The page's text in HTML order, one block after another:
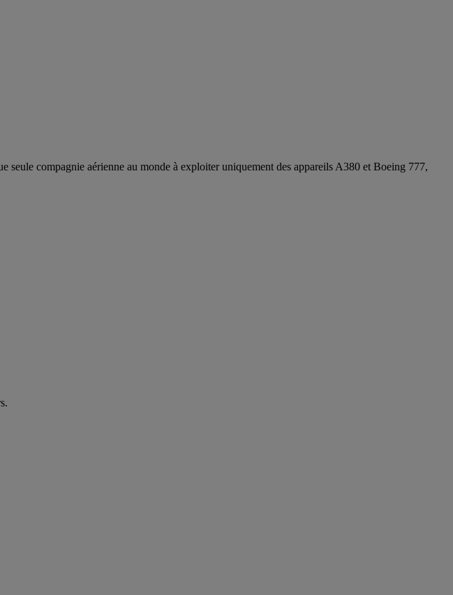
seule compagnie aérienne au monde à exploiter uniquement des appareils A380 et Boeing 777,